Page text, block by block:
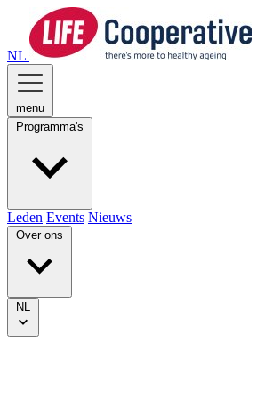
NL
menu
Programma's
Leden Events Nieuws
Over ons
NL